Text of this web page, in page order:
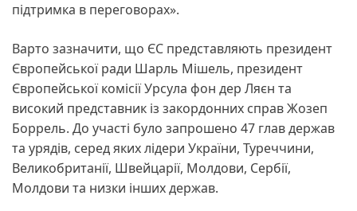
підтримка в переговорах».
Варто зазначити, що ЄС представляють президент
Європейської ради Шарль Мішель, президент
Європейської комісії Урсула фон дер Ляєн та
високий представник із закордонних справ Жозеп
Боррель. До участі було запрошено 47 глав держав
та урядів, серед яких лідери України, Туреччини,
Великобританії, Швейцарії, Молдови, Сербії,
Молдови та низки інших держав.